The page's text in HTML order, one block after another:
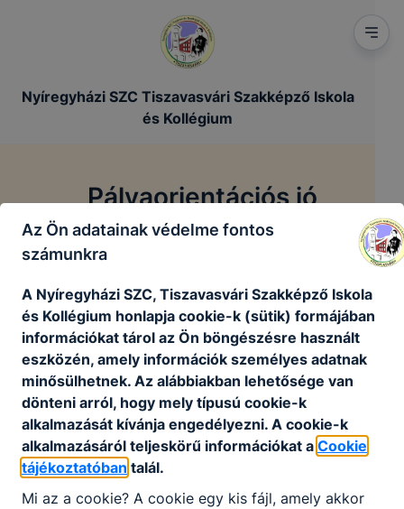
Nyíregyházi SZC Tiszavasvári Szakképző Iskola
és Kollégium
Pályaorientációs jó
gyakorlatok
Főoldal / Pályaorientációs jó gyakorlatok
Pályaorientációs jó gyakorlatok
Feltöltés alatt...
Az Ön adatainak védelme fontos
számunkra
A Nyíregyházi SZC, Tiszavasvári Szakképző Iskola
és Kollégium honlapja cookie-k (sütik) formájában
információkat tárol az Ön böngészésre használt
eszközén, amely információk személyes adatnak
minősülhetnek. Az alábbiakban lehetősége van
dönteni arról, hogy mely típusú cookie-k
alkalmazását kívánja engedélyezni. A cookie-k
alkalmazásáról teljeskörű információkat a Cookie
tájékoztatóban talál.
Mi az a cookie? A cookie egy kis fájl, amely akkor